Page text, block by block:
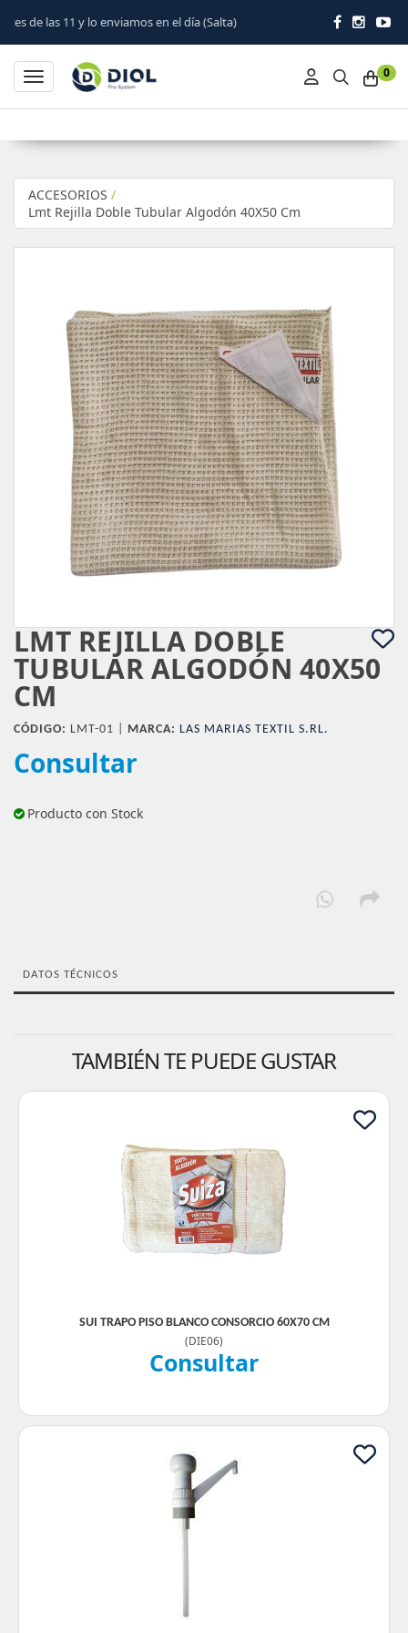
en el día (Salta)
0
Toggle navigation
ACCESORIOS /
Lmt Rejilla Doble Tubular Algodón 40X50 Cm
LMT REJILLA DOBLE
TUBULAR ALGODÓN 40X50
CM
CÓDIGO: LMT-01 | MARCA: LAS MARIAS TEXTIL S.RL.
Consultar
Producto con Stock
DATOS TÉCNICOS
TAMBIÉN TE PUEDE GUSTAR
SUI TRAPO PISO BLANCO CONSORCIO 60X70 CM
(DIE06)
Consultar